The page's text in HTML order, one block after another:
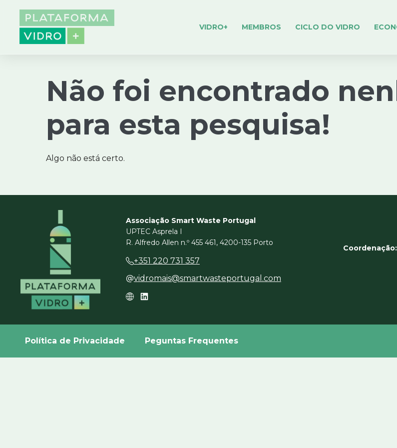
VIDRO+ MEMBROS CICLO DO VIDRO
Não foi encontrado
para esta pesquisa!
Algo não está certo.
Associação Smart Waste Portugal
UPTEC Asprela I
R. Alfredo Allen n.º 455 461, 4200-135 Porto
+351 220 731 357
vidromais@smartwasteportugal.com
Coordenação:
Política de Privacidade Peguntas Frequentes